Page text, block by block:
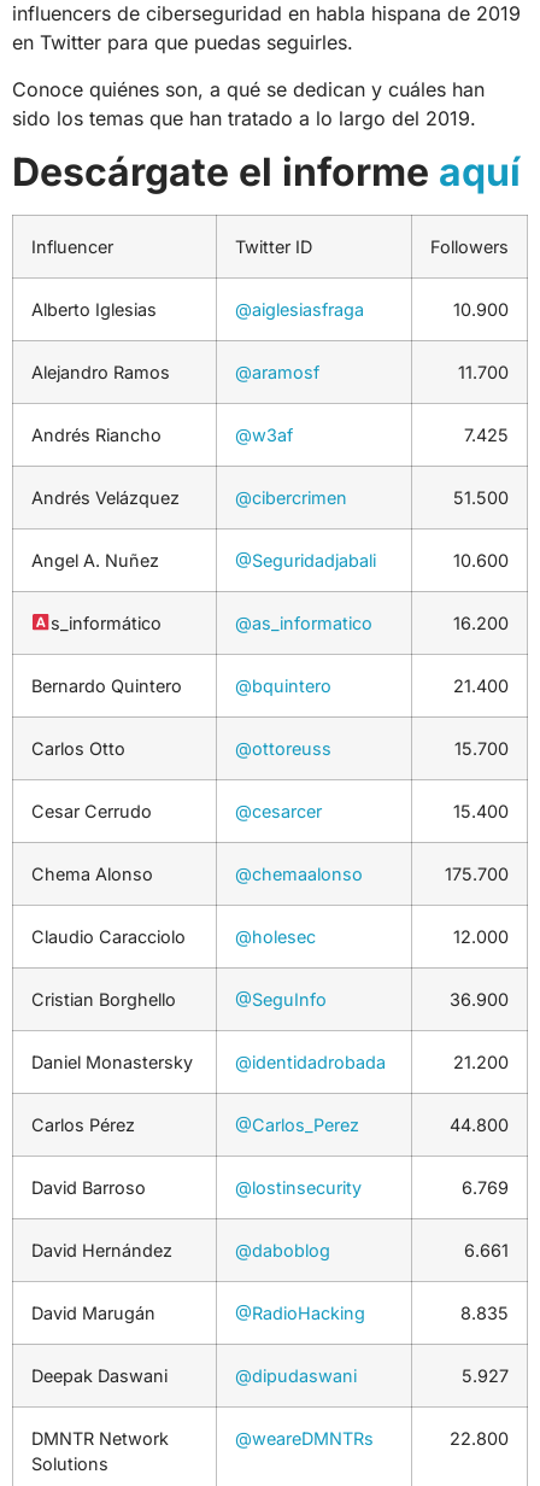
influencers de ciberseguridad en habla hispana de 2019
en Twitter para que puedas seguirles.
Conoce quiénes son, a qué se dedican y cuáles han
sido los temas que han tratado a lo largo del 2019.
Descárgate el informe aquí
Influencer Twitter ID Followers
Alberto Iglesias @aiglesiasfraga 10.900
Alejandro Ramos @aramosf 11.700
Andrés Riancho @w3af 7.425
Andrés Velázquez @cibercrimen 51.500
Angel A. Nuñez @Seguridadjabali 10.600
s_informático @as_informatico 16.200
Bernardo Quintero @bquintero 21.400
Carlos Otto @ottoreuss 15.700
Cesar Cerrudo @cesarcer 15.400
Chema Alonso @chemaalonso 175.700
Claudio Caracciolo @holesec 12.000
Cristian Borghello @SeguInfo 36.900
Daniel Monastersky @identidadrobada 21.200
Carlos Pérez @Carlos_Perez 44.800
David Barroso @lostinsecurity 6.769
David Hernández @daboblog 6.661
David Marugán @RadioHacking 8.835
Deepak Daswani @dipudaswani 5.927
DMNTR Network
Solutions
@weareDMNTRs 22.800